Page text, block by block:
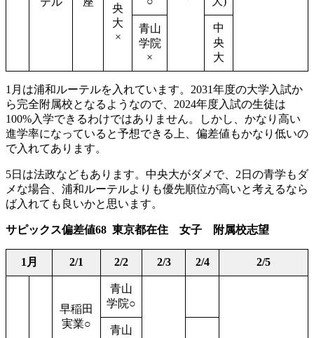
央
大
×
青山
学院
×
中
央
大
1月は浦和ルーテルを入れています。2031年度の大学入試か
ら完全附属校となるようなので、2024年度入試の生徒は
100%入学できるわけではありません。しかし、かなり高い
進学率になっていると予想できる上、偏差値もかなり低いの
で入れてあります。
5日は法政などもあります。中央大がダメで、2日の青学もダ
メな場合、浦和ルーテルよりも優先順位が高いと考えるなら
ば入れても良いかと思います。
サピックス偏差値68 東京都在住 女子 附属校志望
1月 2/1 2/2 2/3 2/4 2/5
早稲田
実業○
青山
学院○
青山